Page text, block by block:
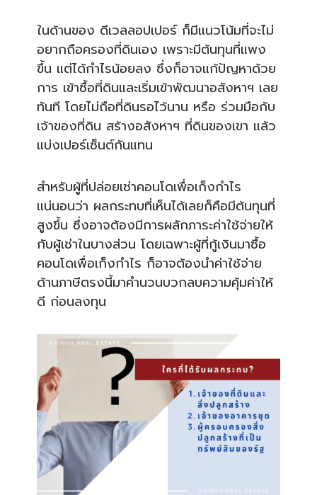
ในด้านของ ดีเวลลอปเปอร์ ก็มีแนวโน้มที่จะไม่
อยากถือครองที่ดินเอง เพราะมีต้นทุนที่แพง
ขึ้น แต่ได้กำไรน้อยลง ซึ่งก็อาจแก้ปัญหาด้วย
การ เข้าซื้อที่ดินและเริ่มเข้าพัฒนาอสังหาฯ เลย
ทันที โดยไม่ถือที่ดินรอไว้นาน หรือ ร่วมมือกับ
เจ้าของที่ดิน สร้างอสังหาฯ ที่ดินของเขา แล้ว
แบ่งเปอร์เซ็นต์กันแทน
สำหรับผู้ที่ปล่อยเช่าคอนโดเพื่อเก็งกำไร
แน่นอนว่า ผลกระทบที่เห็นได้เลยก็คือมีต้นทุนที่
สูงขึ้น ซึ่งอาจต้องมีการผลักภาระค่าใช้จ่ายให้
กับผู้เช่าในบางส่วน โดยเฉพาะผู้ที่กู้เงินมาซื้อ
คอนโดเพื่อเก็งกำไร ก็อาจต้องนำค่าใช้จ่าย
ด้านภาษีตรงนี้มาคำนวนบวกลบความคุ้มค่าให้
ดี ก่อนลงทุน